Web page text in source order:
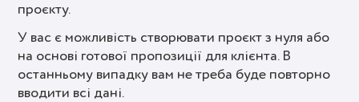
проєкту.
У вас є можливість створювати проєкт з нуля або
на основі готової пропозиції для клієнта. В
останньому випадку вам не треба буде повторно
вводити всі дані.